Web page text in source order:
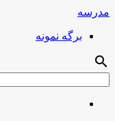
مدرسه
برگه نمونه
search